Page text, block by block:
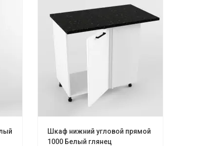
Шкаф нижний угловой прямой
1000 Белый глянец